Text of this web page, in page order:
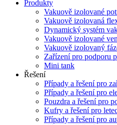
Produkty
Vakuově izolované
Vakuově izolovaná
Dynamický systém
Vakuově izolované
Vakuově izolovaný
Zařízení pro podporu
Mini tank
Řešení
Případy a řešení pro
Případy a řešení pro
Pouzdra a řešení pro
Kufry a řešení pro
Případy a řešení pro